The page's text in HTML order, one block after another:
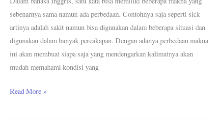
sebenarnya sama namun ada perbedaan. Contohnya saja seperti sick
artinya adalah sakit namun bisa digunakan dalam beberapa situasi dan
digunakan dalam banyak percakapan. Dengan adanya perbedaan makna
ini akan membuat siapa saja yang mendengarkan kalimatnya akan
mudah memahami kondisi yang
Read More »